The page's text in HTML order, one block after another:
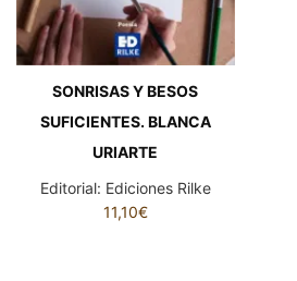
SONRISAS Y BESOS
SUFICIENTES. BLANCA
URIARTE
Editorial: Ediciones Rilke
11,10€